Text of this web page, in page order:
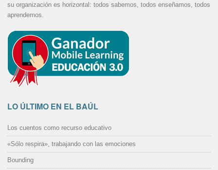
su organización es horizontal: todos sabemos, todos enseñamos, todos
aprendemos.
LO ÚLTIMO EN EL BAÚL
Los cuentos como recurso educativo
«Sólo respira», trabajando con las emociones
Bounding